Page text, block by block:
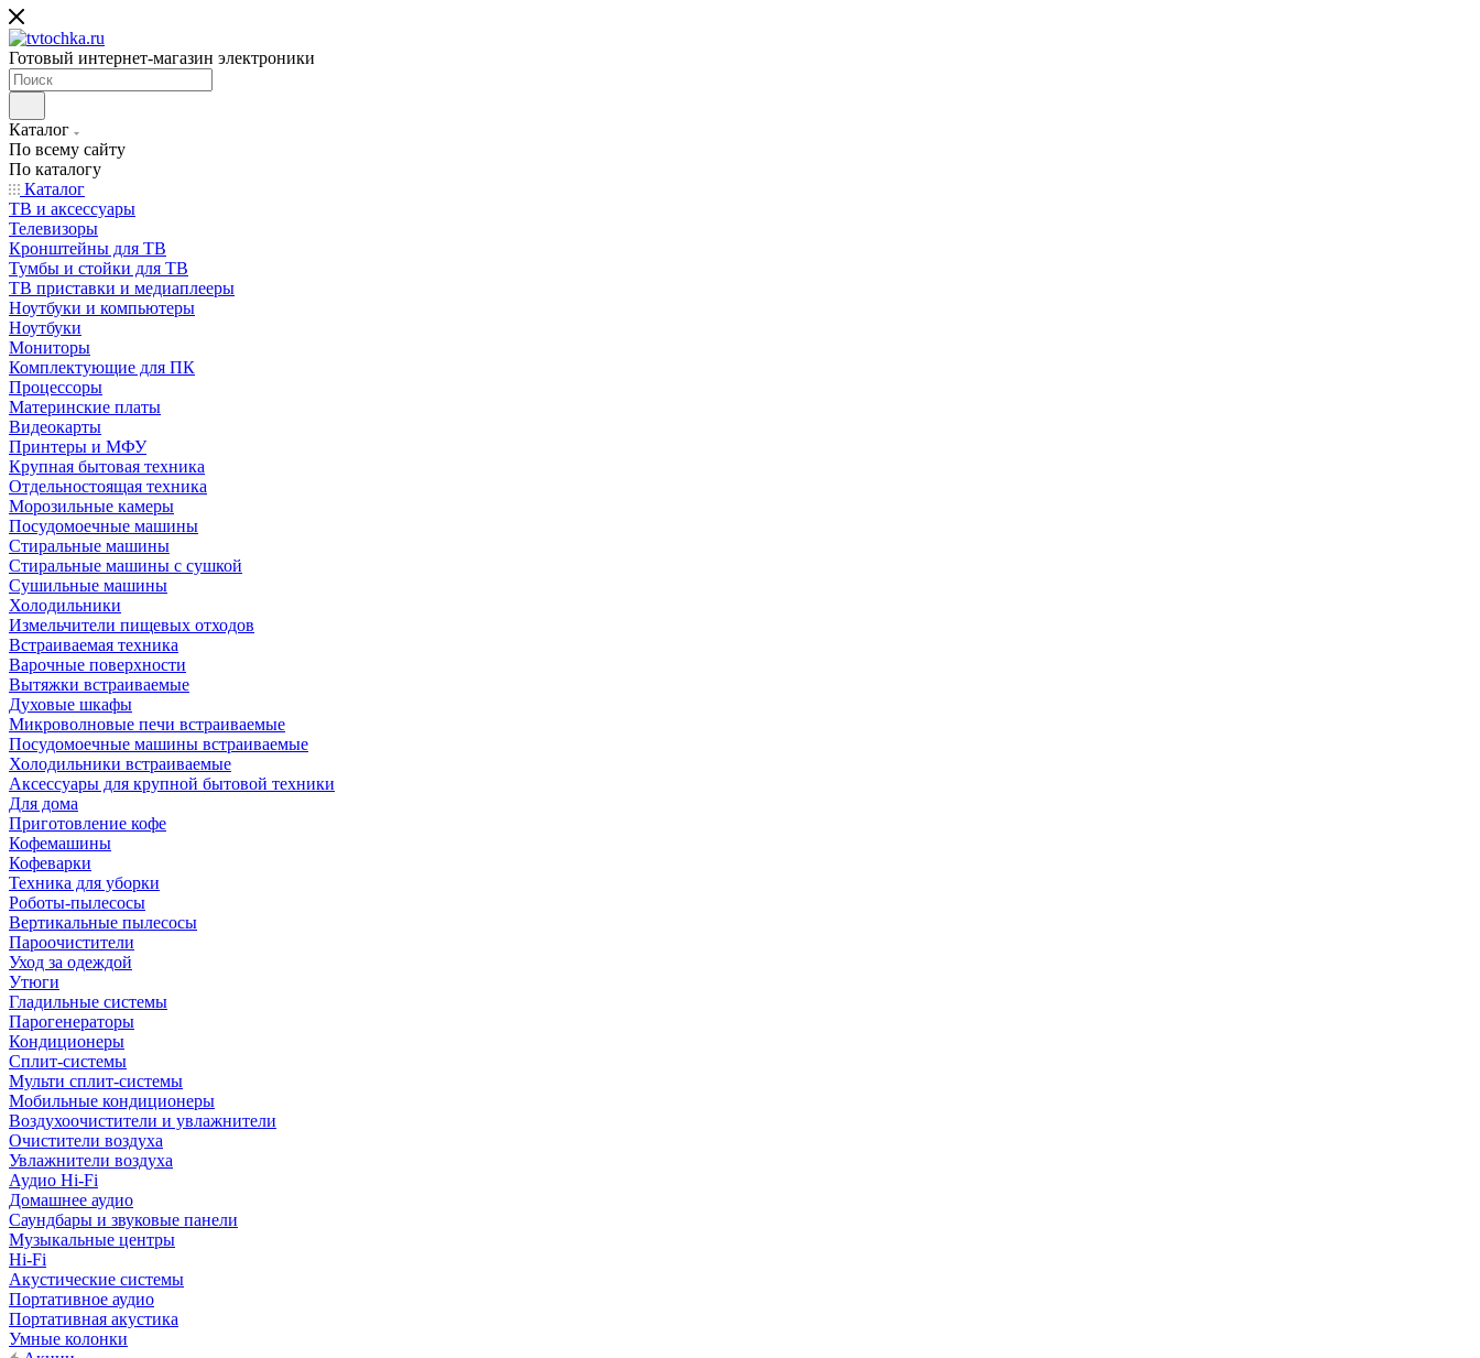
Готовый интернет-магазин электроники
Каталог
По всему сайту
По каталогу
Каталог
ТВ и аксессуары
Телевизоры
Кронштейны для ТВ
Тумбы и стойки для ТВ
ТВ приставки и медиаплееры
Ноутбуки и компьютеры
Ноутбуки
Мониторы
Комплектующие для ПК
Процессоры
Материнские платы
Видеокарты
Принтеры и МФУ
Крупная бытовая техника
Отдельностоящая техника
Морозильные камеры
Посудомоечные машины
Стиральные машины
Стиральные машины с сушкой
Сушильные машины
Холодильники
Измельчители пищевых отходов
Встраиваемая техника
Варочные поверхности
Вытяжки встраиваемые
Духовые шкафы
Микроволновые печи встраиваемые
Посудомоечные машины встраиваемые
Холодильники встраиваемые
Аксессуары для крупной бытовой техники
Для дома
Приготовление кофе
Кофемашины
Кофеварки
Техника для уборки
Роботы-пылесосы
Вертикальные пылесосы
Пароочистители
Уход за одеждой
Утюги
Гладильные системы
Парогенераторы
Кондиционеры
Сплит-системы
Мульти сплит-системы
Мобильные кондиционеры
Воздухоочистители и увлажнители
Очистители воздуха
Увлажнители воздуха
Аудио Hi-Fi
Домашнее аудио
Саундбары и звуковые панели
Музыкальные центры
Hi-Fi
Акустические системы
Портативное аудио
Портативная акустика
Умные колонки